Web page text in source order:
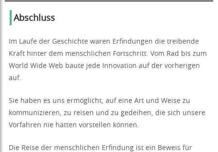
Abschluss
Im Laufe der Geschichte waren Erfindungen die treibende
Kraft hinter dem menschlichen Fortschritt. Vom Rad bis zum
World Wide Web baute jede Innovation auf der vorherigen
auf.
Sie haben es uns ermöglicht, auf eine Art und Weise zu
kommunizieren, zu reisen und zu gedeihen, die sich unsere
Vorfahren nie hätten vorstellen können.
Die Reise der menschlichen Erfindung ist ein Beweis für